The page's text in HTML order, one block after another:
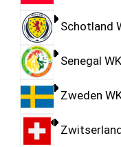
Schotland
Senegal
Zweden